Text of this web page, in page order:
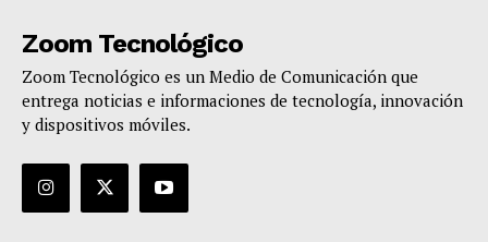
Zoom Tecnológico
Zoom Tecnológico es un Medio de Comunicación que
entrega noticias e informaciones de tecnología, innovación
y dispositivos móviles.